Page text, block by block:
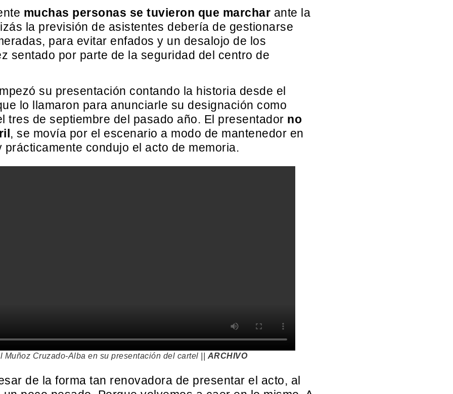
muchas personas se tuvieron que marchar ante la
la previsión de asistentes debería de gestionarse
para evitar enfados y un desalojo de los
sentado por parte de la seguridad del centro de
su presentación contando la historia desde el
lo llamaron para anunciarle su designación como
tres de septiembre del pasado año. El presentador no
, se movía por el escenario a modo de mantenedor en
prácticamente condujo el acto de memoria.
Muñoz Cruzado-Alba en su presentación del cartel || ARCHIVO
de la forma tan renovadora de presentar el acto, al